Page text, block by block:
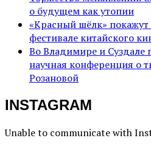
о будущем как утопии
«Красный шёлк»
фестивале китайского
Во Владимире и Суздале
научная конференция о
Розановой
INSTAGRAM
Unable to communicate with